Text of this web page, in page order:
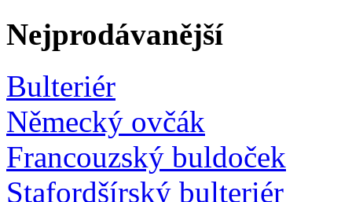
Nejprodávanější
Bulteriér
Německý ovčák
Francouzský buldoček
Stafordšírský bulteriér